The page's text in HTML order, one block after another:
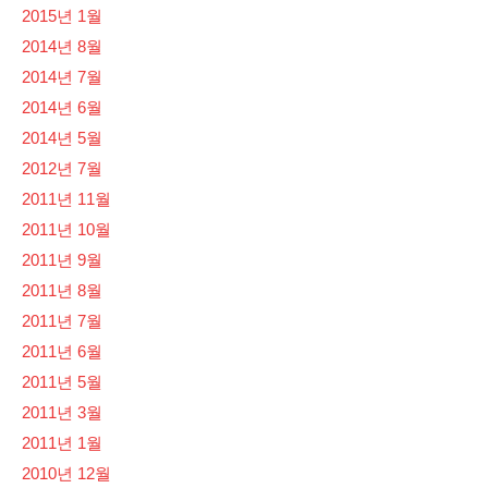
2015년 1월
2014년 8월
2014년 7월
2014년 6월
2014년 5월
2012년 7월
2011년 11월
2011년 10월
2011년 9월
2011년 8월
2011년 7월
2011년 6월
2011년 5월
2011년 3월
2011년 1월
2010년 12월